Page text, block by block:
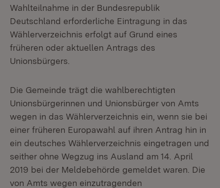
Wahlteilnahme in der Bundesrepublik
Deutschland erforderliche Eintragung in das
Wählerverzeichnis erfolgt auf Grund eines
früheren oder aktuellen Antrags des
Unionsbürgers.
Die Gemeinde trägt die wahlberechtigten
Unionsbürgerinnen und Unionsbürger von Amts
wegen in das Wählerverzeichnis ein, wenn sie bei
einer früheren Europawahl auf ihren Antrag hin in
ein deutsches Wählerverzeichnis eingetragen und
seither ohne Wegzug ins Ausland am 14. April
2019 bei der Meldebehörde gemeldet waren. Die
von Amts wegen einzutragenden